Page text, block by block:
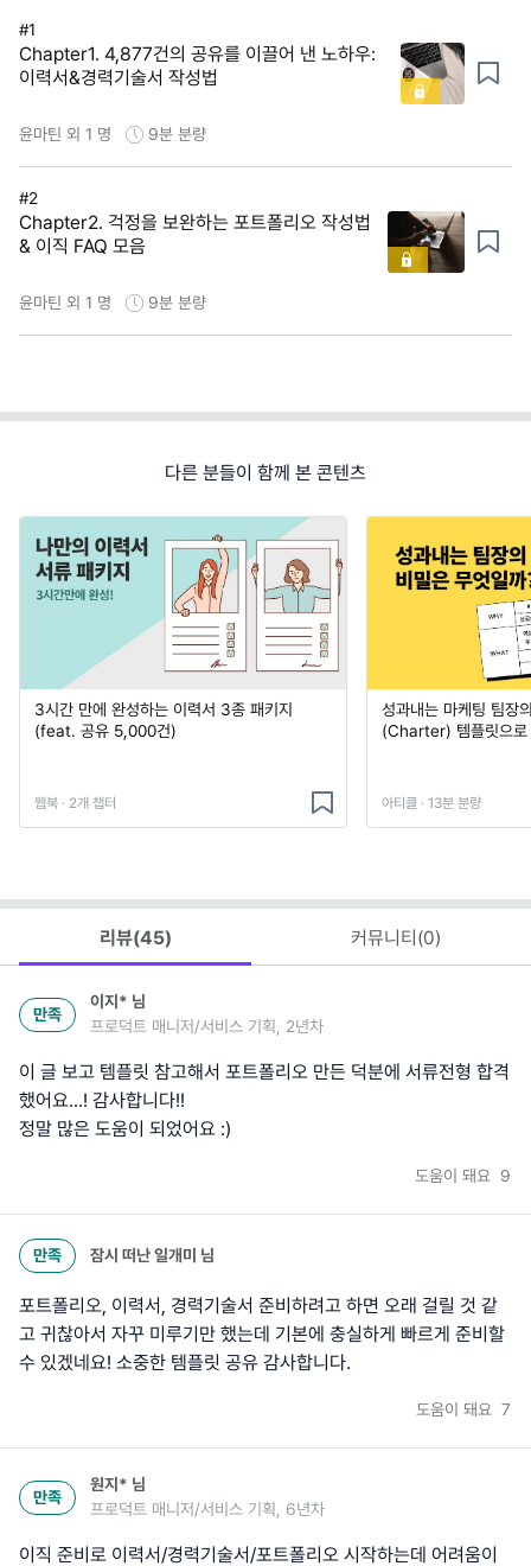
#1
Chapter1. 4,877건의 공유를 이끌어 낸 노하우:
이력서&경력기술서 작성법
윤마틴 외 1 명 9분 분량
#2
Chapter2. 걱정을 보완하는 포트폴리오 작성법
& 이직 FAQ 모음
윤마틴 외 1 명 9분 분량
다른 분들이 함께 본 콘텐츠
3시간 만에 완성하는 이력서 3종 패키지
(feat. 공유 5,000건)
웹북 · 2개 챕터
성과내는 마케팅 팀장
(Charter) 템플릿으로
아티클 · 13분 분량
리뷰(45) 커뮤니티(0)
만족
이지* 님
프로덕트 매니저/서비스 기획, 2년차
이 글 보고 템플릿 참고해서 포트폴리오 만든 덕분에 서류전형 합격
했어요...! 감사합니다!!
정말 많은 도움이 되었어요 :)
도움이 돼요 9
만족 잠시 떠난 일개미 님
포트폴리오, 이력서, 경력기술서 준비하려고 하면 오래 걸릴 것 같
고 귀찮아서 자꾸 미루기만 했는데 기본에 충실하게 빠르게 준비할
수 있겠네요! 소중한 템플릿 공유 감사합니다.
도움이 돼요 7
만족
원지* 님
프로덕트 매니저/서비스 기획, 6년차
이직 준비로 이력서/경력기술서/포트폴리오 시작하는데 어려움이